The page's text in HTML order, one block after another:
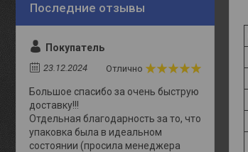
Покупатель
23.12.2024 Отлично
Большое спасибо за очень быструю
доставку!!!
Отдельная благодарность за то, что
упаковка была в идеальном
состоянии (просила менеджера